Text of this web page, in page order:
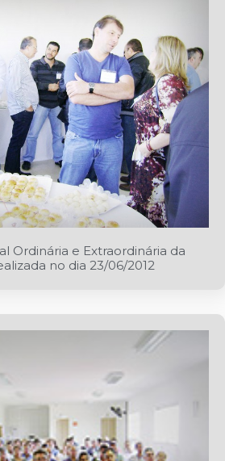
Ordinária e Extraordinária da
no dia 23/06/2012